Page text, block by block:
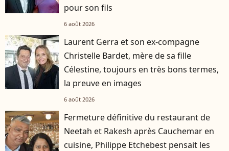
pour son fils
6 août 2026
Laurent Gerra et son ex-compagne
Christelle Bardet, mère de sa fille
Célestine, toujours en très bons termes,
la preuve en images
6 août 2026
Fermeture définitive du restaurant de
Neetah et Rakesh après Cauchemar en
cuisine, Philippe Etchebest pensait les